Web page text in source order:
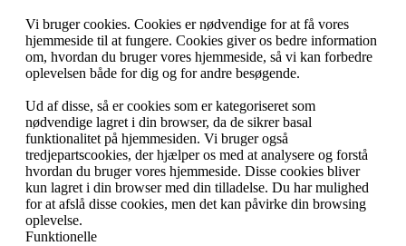
Vi bruger cookies. Cookies er nødvendige for at få vores
hjemmeside til at fungere. Cookies giver os bedre information
om, hvordan du bruger vores hjemmeside, så vi kan forbedre
oplevelsen både for dig og for andre besøgende.
Ud af disse, så er cookies som er kategoriseret som
nødvendige lagret i din browser, da de sikrer basal
funktionalitet på hjemmesiden. Vi bruger også
tredjepartscookies, der hjælper os med at analysere og forstå
hvordan du bruger vores hjemmeside. Disse cookies bliver
kun lagret i din browser med din tilladelse. Du har mulighed
for at afslå disse cookies, men det kan påvirke din browsing
oplevelse.
Funktionelle